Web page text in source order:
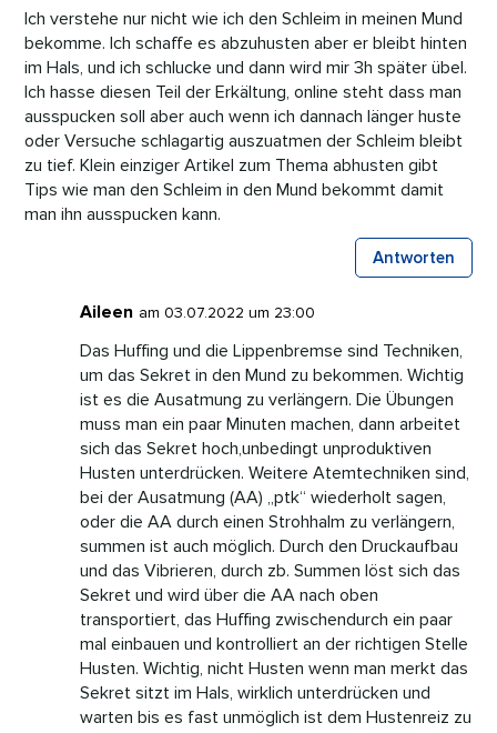
Ich verstehe nur nicht wie ich den Schleim in meinen Mund
bekomme. Ich schaffe es abzuhusten aber er bleibt hinten
im Hals, und ich schlucke und dann wird mir 3h später übel.
Ich hasse diesen Teil der Erkältung, online steht dass man
ausspucken soll aber auch wenn ich dannach länger huste
oder Versuche schlagartig auszuatmen der Schleim bleibt
zu tief. Klein einziger Artikel zum Thema abhusten gibt
Tips wie man den Schleim in den Mund bekommt damit
man ihn ausspucken kann.
Antworten
Aileen am 03.07.2022 um 23:00
Das Huffing und die Lippenbremse sind Techniken,
um das Sekret in den Mund zu bekommen. Wichtig
ist es die Ausatmung zu verlängern. Die Übungen
muss man ein paar Minuten machen, dann arbeitet
sich das Sekret hoch,unbedingt unproduktiven
Husten unterdrücken. Weitere Atemtechniken sind,
bei der Ausatmung (AA) „ptk“ wiederholt sagen,
oder die AA durch einen Strohhalm zu verlängern,
summen ist auch möglich. Durch den Druckaufbau
und das Vibrieren, durch zb. Summen löst sich das
Sekret und wird über die AA nach oben
transportiert, das Huffing zwischendurch ein paar
mal einbauen und kontrolliert an der richtigen Stelle
Husten. Wichtig, nicht Husten wenn man merkt das
Sekret sitzt im Hals, wirklich unterdrücken und
warten bis es fast unmöglich ist dem Hustenreiz zu